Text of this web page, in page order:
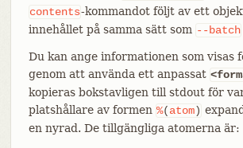
contents-kommandot följt av ett
innehållet på samma sätt som --batch
Du kan ange informationen som visas
genom att använda ett anpassat
kopieras bokstavligen till stdout för
platshållare av formen %(atom)
en nyrad. De tillgängliga atomerna är: